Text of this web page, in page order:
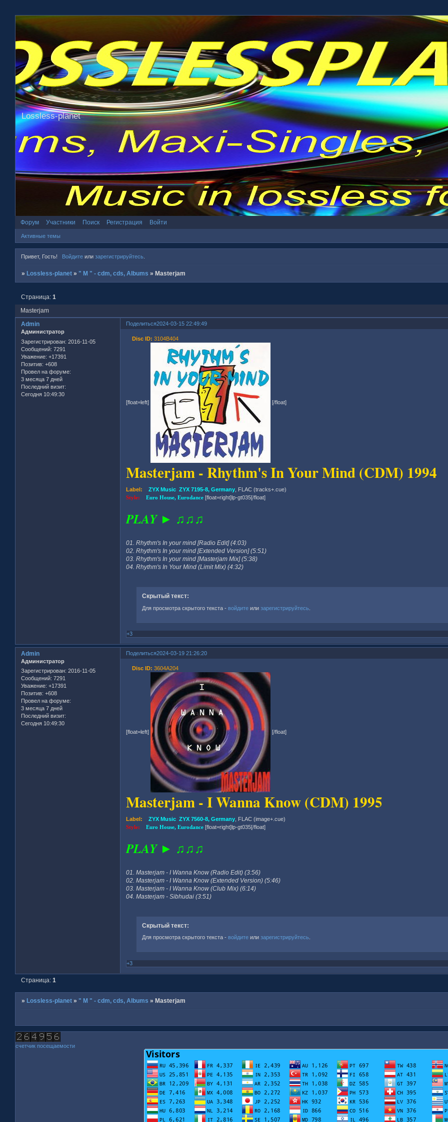
Lossless-planet
Форум Участники Поиск Регистрация Войти
Активные темы
Привет, Гость! Войдитеили зарегистрируйтесь.
» Lossless-planet » " M " - cdm, cds, Albums » Masterjam
Masterjam
Страница:1
Поделиться2024-03-15 22:49:49
Admin
Администратор
Зарегистрирован: 2016-11-05
Сообщений: 7291
Уважение: +17391
Позитив: +608
Провел на форуме:
3 месяца 7 дней
Последний визит:
Сегодня 10:49:30
Disc ID: 3104B404
[float=left] [/float]
Masterjam - Rhythm's In Your Mind (CDM) 1994
Label: ZYX Music ZYX 7195-8, Germany , FLAC (tracks+.cue)
Style:Euro House, Eurodance[float=right]lp-gt035[/float]
PLAY ► ♫♫♫
01. Rhythm's In your mind [Radio Edit] (4:03)
02. Rhythm's In your mind [Extended Version] (5:51)
03. Rhythm's In your mind [Masterjam Mix] (5:38)
04. Rhythm's In Your Mind (Limit Mix) (4:32)
Скрытый текст:
Для просмотра скрытого текста - войдитеили зарегистрируйтесь
+3
Поделиться2024-03-19 21:26:20
Admin
Администратор
Зарегистрирован: 2016-11-05
Сообщений: 7291
Уважение: +17391
Позитив: +608
Провел на форуме:
3 месяца 7 дней
Последний визит:
Сегодня 10:49:30
Disc ID: 3604A204
[float=left] [/float]
Masterjam - I Wanna Know (CDM) 1995
Label: ZYX Music ZYX 7560-8, Germany , FLAC (image+.cue)
Style:Euro House, Eurodance[float=right]lp-gt035[/float]
PLAY ► ♫♫♫
01. Masterjam - I Wanna Know (Radio Edit) (3:56)
02. Masterjam - I Wanna Know (Extended Version) (5:46)
03. Masterjam - I Wanna Know (Club Mix) (6:14)
04. Masterjam - Sibhudai (3:51)
Скрытый текст:
Для просмотра скрытого текста - войдитеили зарегистрируйтесь.
+3
Страница:1
» Lossless-planet » " M " - cdm, cds, Albums » Masterjam
счетчик посещаемости